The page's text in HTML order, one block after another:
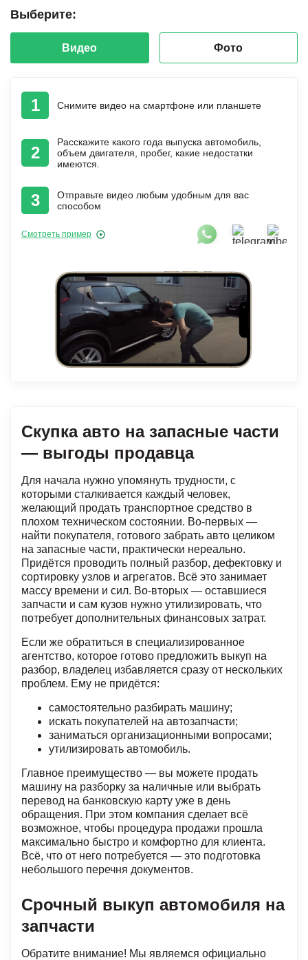
Выберите:
Видео Фото
1 Снимите видео на смартфоне или планшете
2
Расскажите какого года выпуска автомобиль,
объем двигателя, пробег, какие недостатки
имеются.
3
Отправьте видео любым удобным для вас
способом
Смотреть пример
Скупка авто на запасные части
— выгоды продавца
Для начала нужно упомянуть трудности, с
которыми сталкивается каждый человек,
желающий продать транспортное средство в
плохом техническом состоянии. Во-первых —
найти покупателя, готового забрать авто целиком
на запасные части, практически нереально.
Придётся проводить полный разбор, дефектовку и
сортировку узлов и агрегатов. Всё это занимает
массу времени и сил. Во-вторых — оставшиеся
запчасти и сам кузов нужно утилизировать, что
потребует дополнительных финансовых затрат.
Если же обратиться в специализированное
агентство, которое готово предложить выкуп на
разбор, владелец избавляется сразу от нескольких
проблем. Ему не придётся:
самостоятельно разбирать машину;
искать покупателей на автозапчасти;
заниматься организационными вопросами;
утилизировать автомобиль.
Главное преимущество — вы можете продать
машину на разборку за наличные или выбрать
перевод на банковскую карту уже в день
обращения. При этом компания сделает всё
возможное, чтобы процедура продажи прошла
максимально быстро и комфортно для клиента.
Всё, что от него потребуется — это подготовка
небольшого перечня документов.
Срочный выкуп автомобиля на
запчасти
Обратите внимание! Мы являемся официально